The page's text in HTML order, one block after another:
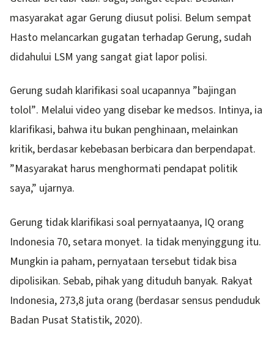
masyarakat agar Gerung diusut polisi. Belum sempat
Hasto melancarkan gugatan terhadap Gerung, sudah
didahului LSM yang sangat giat lapor polisi.
Gerung sudah klarifikasi soal ucapannya ”bajingan
tolol”. Melalui video yang disebar ke medsos. Intinya, ia
klarifikasi, bahwa itu bukan penghinaan, melainkan
kritik, berdasar kebebasan berbicara dan berpendapat.
”Masyarakat harus menghormati pendapat politik
saya,” ujarnya.
Gerung tidak klarifikasi soal pernyataanya, IQ orang
Indonesia 70, setara monyet. Ia tidak menyinggung itu.
Mungkin ia paham, pernyataan tersebut tidak bisa
dipolisikan. Sebab, pihak yang dituduh banyak. Rakyat
Indonesia, 273,8 juta orang (berdasar sensus penduduk
Badan Pusat Statistik, 2020).